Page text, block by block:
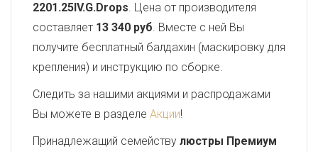
2201.25IV.G.Drops. Цена от производителя
составляет 13 340 руб. Вместе с ней Вы
получите бесплатный балдахин (маскировку для
крепления) и инструкцию по сборке.
Следить за нашими акциями и распродажами
Вы можете в разделе Акции!
Принадлежащий семейству люстры Премиум